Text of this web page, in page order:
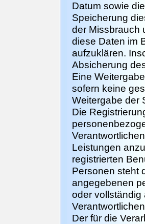
Datum sowie
Speicherung
der Missbrauch
diese Daten im
aufzuklären.
Absicherung
Eine
sofern keine
Weitergabe der
Die
Leistungen
registrierten
Personen steht
angegebenen
oder vollständig
Der für die